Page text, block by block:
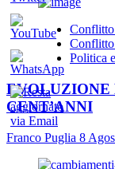
Conflitto
Conflitto
Politica
EVOLUZIONE
CENT’ANNI
Franco Puglia 8